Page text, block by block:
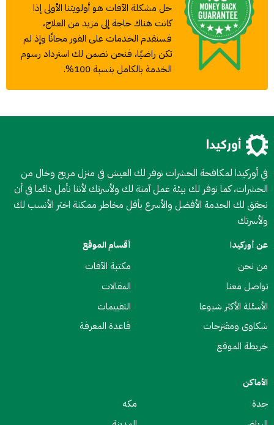
حل مشكلة الآفات هو أولويتنا الأولى إذا
كانت هناك حاجة إلى مزيد من العلاج،
فسنقدم الخدمات على الفور مجانًا وإذ لم
تكن راضيًا، فنحن نضمن لك استرداد رسوم
الخدمة بالكامل بنسبة 100%.
في أوركيدا لمكافحة الحشرات نوفر لك العيش في منزل مريح وخال من
الحشرات، كما نوفر لك بيئة عمل آمنة لك ولأسرتك لأننا نأمل دائما في أن
نحقق لك الحدمة الأفضل والأسرع بأقل مخاطر ممكنة اختر الأنسب لك
ولأسرتك
عن أوركيدا
من نحن
تواصل معنا
الأسئلة الأكثر شيوعا
شكاوى ومقترحات
خريطة الموقع
أقسام الموقع
مكتبة الآفات
المقالات
التقييمات
قاعدة المعرفة
الأماكن
جدة
مكه